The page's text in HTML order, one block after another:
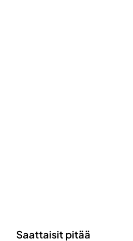
Saattaisit pitää